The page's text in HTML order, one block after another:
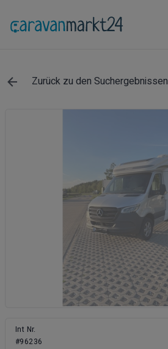
Zurück zu den Suchergebnissen
Int Nr.
#96236